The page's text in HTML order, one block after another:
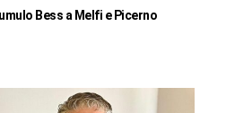
Bess a Melfi e Picerno